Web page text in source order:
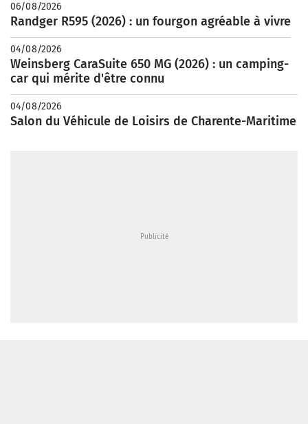
06/08/2026
Randger R595 (2026) : un fourgon agréable à vivre
04/08/2026
Weinsberg CaraSuite 650 MG (2026) : un camping-
car qui mérite d'être connu
04/08/2026
Salon du Véhicule de Loisirs de Charente-Maritime